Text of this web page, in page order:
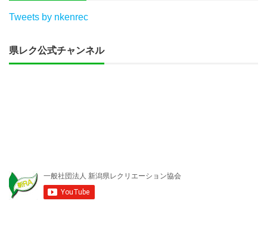
Tweets by nkenrec
県レク公式チャンネル